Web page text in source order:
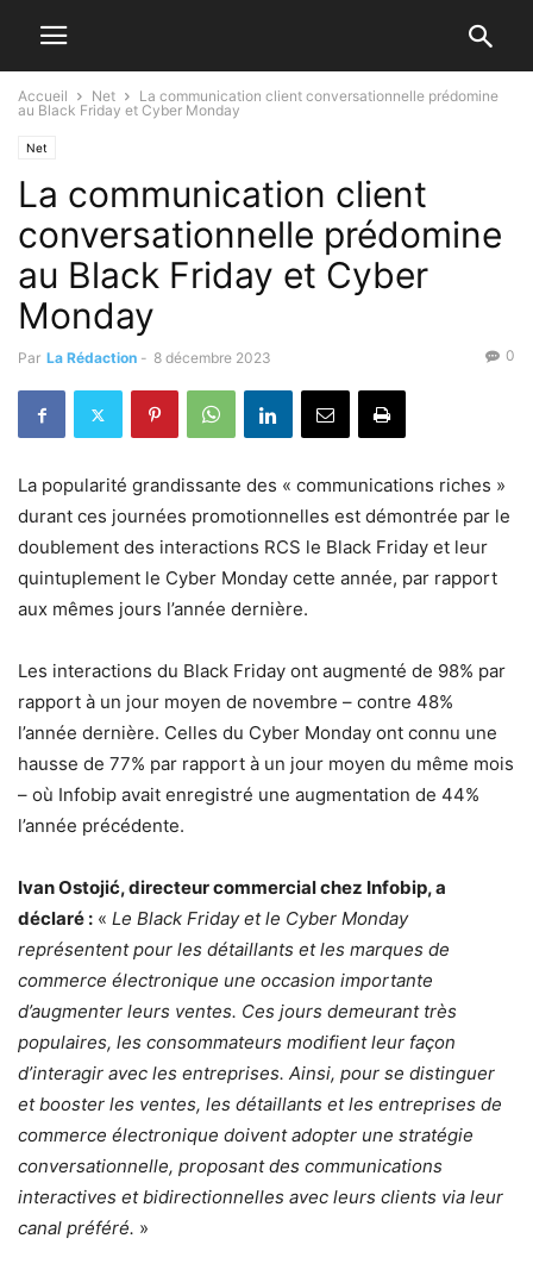
Accueil Net
La communication client conversationnelle prédomine
au Black Friday et Cyber Monday
Net
La communication client
conversationnelle prédomine
au Black Friday et Cyber
Monday
Par La Rédaction - 8 décembre 2023 0
La popularité grandissante des « communications riches »
durant ces journées promotionnelles est démontrée par le
doublement des interactions RCS le Black Friday et leur
quintuplement le Cyber Monday cette année, par rapport
aux mêmes jours l’année dernière.
Les interactions du Black Friday ont augmenté de 98% par
rapport à un jour moyen de novembre – contre 48%
l’année dernière. Celles du Cyber Monday ont connu une
hausse de 77% par rapport à un jour moyen du même mois
– où Infobip avait enregistré une augmentation de 44%
l’année précédente.
Ivan Ostojić, directeur commercial chez Infobip, a
déclaré : « Le Black Friday et le Cyber Monday
représentent pour les détaillants et les marques de
commerce électronique une occasion importante
d’augmenter leurs ventes. Ces jours demeurant très
populaires, les consommateurs modifient leur façon
d’interagir avec les entreprises. Ainsi, pour se distinguer
et booster les ventes, les détaillants et les entreprises de
commerce électronique doivent adopter une stratégie
conversationnelle, proposant des communications
interactives et bidirectionnelles avec leurs clients via leur
canal préféré. »